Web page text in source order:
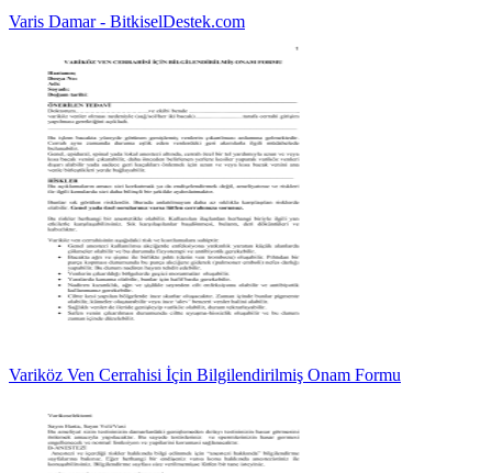
Varis Damar - BitkiselDestek.com
Variköz Ven Cerrahisi İçin Bilgilendirilmiş Onam Formu